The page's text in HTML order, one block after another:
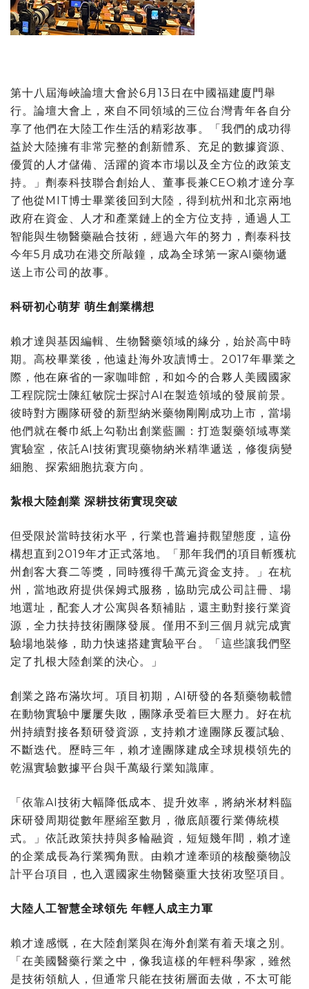
第十八屆海峽論壇大會於6月13日在中國福建廈門舉
行。論壇大會上，來自不同領域的三位台灣青年各自分
享了他們在大陸工作生活的精彩故事。「我們的成功得
益於大陸擁有非常完整的創新體系、充足的數據資源、
優質的人才儲備、活躍的資本市場以及全方位的政策支
持。」劑泰科技聯合創始人、董事長兼CEO賴才達分享
了他從MIT博士畢業後回到大陸，得到杭州和北京兩地
政府在資金、人才和產業鏈上的全方位支持，通過人工
智能與生物醫藥融合技術，經過六年的努力， 劑泰科技
今年5月成功在港交所敲鐘，成為全球第一家AI藥物遞
送上市公司的故事。
科研初心萌芽 萌生創業構想
賴才達與基因編輯、生物醫藥領域的緣分，始於高中時
期。高校畢業後，他遠赴海外攻讀博士。2017年畢業之
際，他在麻省的一家咖啡館，和如今的合夥人美國國家
工程院院士‌陳紅敏院士探討AI在製造領域的發展前景。
彼時對方團隊研發的新型納米藥物剛剛成功上市，當場
他們就在餐巾紙上勾勒出創業藍圖：打造製藥領域專業
實驗室，依託AI技術實現藥物納米精準遞送，修復病變
細胞、探索細胞抗衰方向。
紮根大陸創業 深耕技術實現突破
但受限於當時技術水平，行業也普遍持觀望態度，這份
構想直到2019年才正式落地。「那年我們的項目斬獲杭
州創客大賽二等獎，同時獲得千萬元資金支持。」在杭
州，當地政府提供保姆式服務，協助完成公司註冊、場
地選址，配套人才公寓與各類補貼，還主動對接行業資
源，全力扶持技術團隊發展。僅用不到三個月就完成實
驗場地裝修，助力快速搭建實驗平台。「這些讓我們堅
定了扎根大陸創業的決心。」
創業之路布滿坎坷。項目初期，AI研發的各類藥物載體
在動物實驗中屢屢失敗，團隊承受着巨大壓力。好在杭
州持續對接各類研發資源，支持賴才達團隊反覆試驗、
不斷迭代。歷時三年，賴才達團隊建成全球規模領先的
乾濕實驗數據平台與千萬級行業知識庫。
「依靠AI技術大幅降低成本、提升效率，將納米材料臨
床研發周期從數年壓縮至數月，徹底顛覆行業傳統模
式。」依託政策扶持與多輪融資，短短幾年間，賴才達
的企業成長為行業獨角獸。由賴才達牽頭的核酸藥物設
計平台項目，也入選國家生物醫藥重大技術攻堅項目。
大陸人工智慧全球領先 年輕人成主力軍
賴才達感慨，在大陸創業與在海外創業有着天壤之別。
「在美國醫藥行業之中，像我這樣的年輕科學家，雖然
是技術領航人，但通常只能在技術層面去做，不太可能